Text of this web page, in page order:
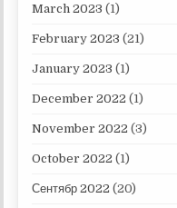
March 2023 (1)
February 2023 (21)
January 2023 (1)
December 2022 (1)
November 2022 (3)
October 2022 (1)
Сентябр 2022 (20)